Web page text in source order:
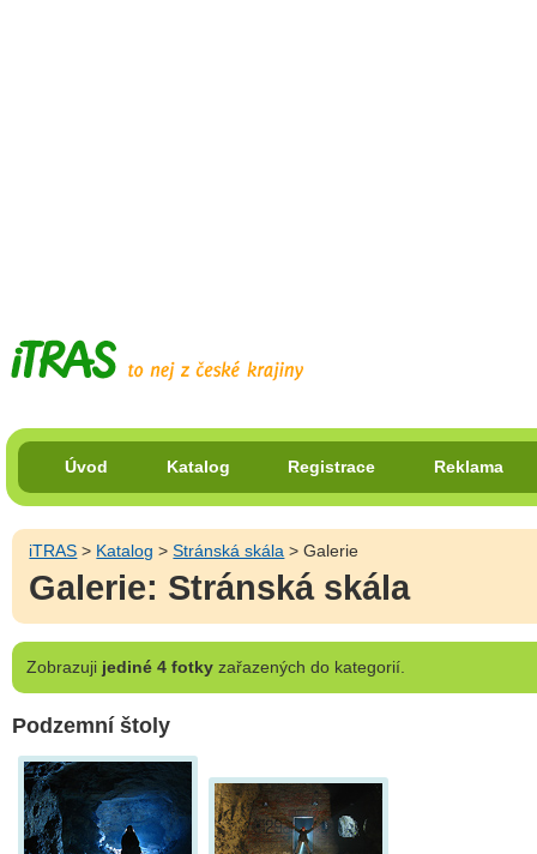
Úvod Katalog Registrace Reklama
iTRAS > Katalog >Stránská skála > Galerie
Galerie: Stránská skála
Zobrazuji jediné 4 fotkyzařazených do kategorií.
Podzemní štoly